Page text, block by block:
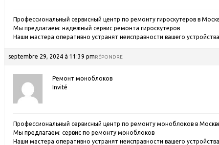
Профессиональный сервисный центр по ремонту гироскутеров в
Мы предлагаем: надежный сервис ремонта гироскутеров
Наши мастера оперативно устранят неисправности вашего
septembre 29, 2024 à 11:39 pmRÉPONDRE
Ремонт моноблоков
Invité
Профессиональный сервисный центр по ремонту моноблоков в
Мы предлагаем: сервис по ремонту моноблоков
Наши мастера оперативно устранят неисправности вашего